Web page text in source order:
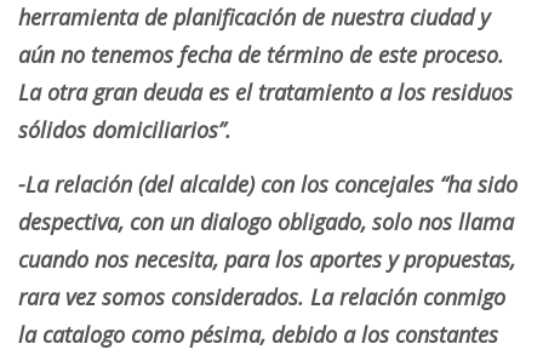
herramienta de planificación de nuestra ciudad y
aún no tenemos fecha de término de este proceso.
La otra gran deuda es el tratamiento a los residuos
sólidos domiciliarios”.
-La relación (del alcalde) con los concejales “ha sido
despectiva, con un dialogo obligado, solo nos llama
cuando nos necesita, para los aportes y propuestas,
rara vez somos considerados. La relación conmigo
la catalogo como pésima, debido a los constantes